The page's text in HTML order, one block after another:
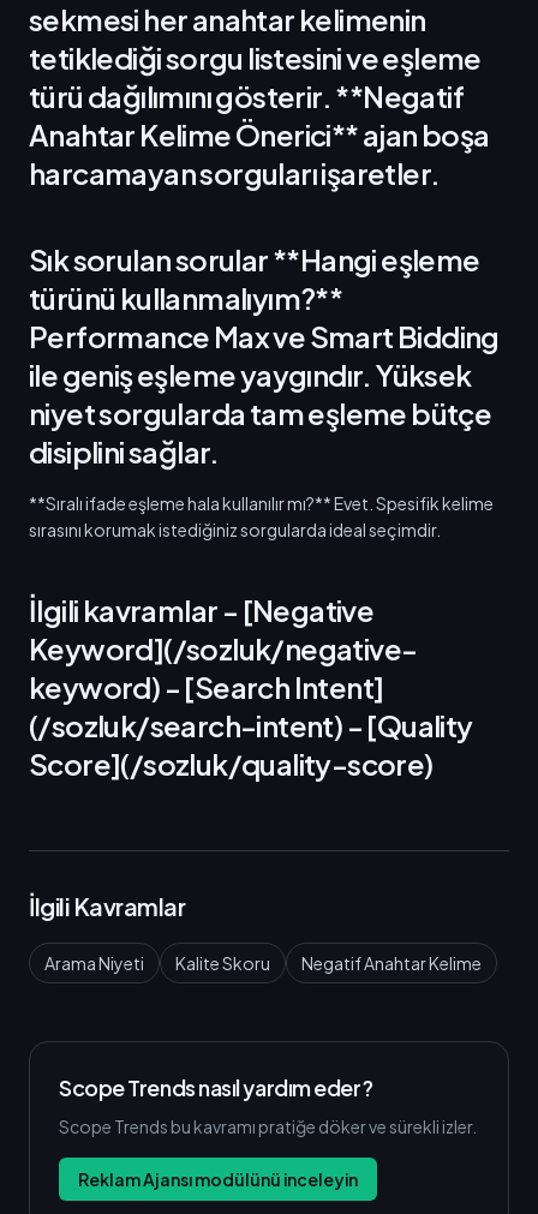
sekmesi her anahtar kelimenin
tetiklediği sorgu listesini ve eşleme
türü dağılımını gösterir. **Negatif
Anahtar Kelime Önerici** ajan boşa
harcamayan sorguları işaretler.
Sık sorulan sorular **Hangi eşleme
türünü kullanmalıyım?**
Performance Max ve Smart Bidding
ile geniş eşleme yaygındır. Yüksek
niyet sorgularda tam eşleme bütçe
disiplini sağlar.
**Sıralı ifade eşleme hala kullanılır mı?** Evet. Spesifik kelime
sırasını korumak istediğiniz sorgularda ideal seçimdir.
İlgili kavramlar - [Negative
Keyword](/sozluk/negative-
keyword) - [Search Intent]
(/sozluk/search-intent) - [Quality
Score](/sozluk/quality-score)
İlgili Kavramlar
Arama Niyeti Kalite Skoru Negatif Anahtar Kelime
Scope Trends nasıl yardım eder?
Scope Trends bu kavramı pratiğe döker ve sürekli izler.
Reklam Ajansı modülünü inceleyin